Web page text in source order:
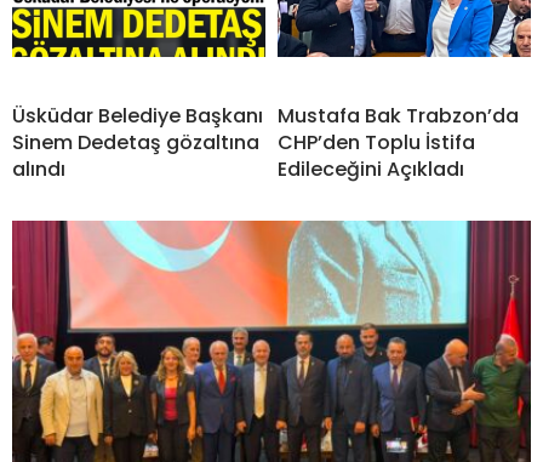
Üsküdar Belediye Başkanı
Sinem Dedetaş gözaltına
alındı
Mustafa Bak Trabzon’da
CHP’den Toplu İstifa
Edileceğini Açıkladı